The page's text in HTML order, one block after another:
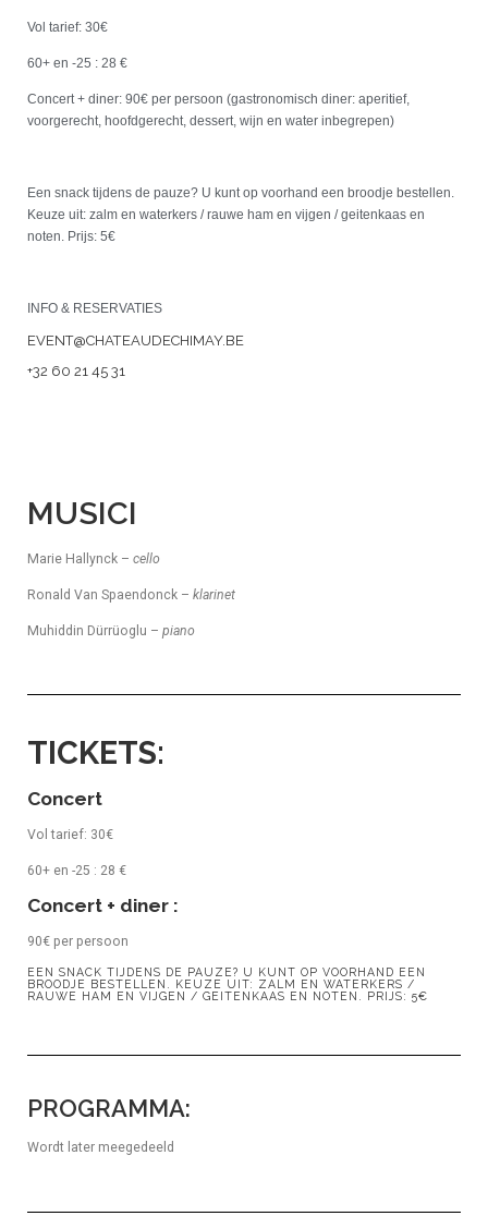
Vol tarief: 30€
60+ en -25 : 28 €
Concert + diner: 90€ per persoon (gastronomisch diner: aperitief,
voorgerecht, hoofdgerecht, dessert, wijn en water inbegrepen)
Een snack tijdens de pauze? U kunt op voorhand een broodje bestellen.
Keuze uit: zalm en waterkers / rauwe ham en vijgen / geitenkaas en
noten. Prijs: 5€
INFO & RESERVATIES
EVENT@CHATEAUDECHIMAY.BE
+32 60 21 45 31
MUSICI
Marie Hallynck – cello
Ronald Van Spaendonck – klarinet
Muhiddin Dürrüoglu – piano
TICKETS:
Concert
Vol tarief: 30€
60+ en -25 : 28 €
Concert + diner :
90€ per persoon
EEN SNACK TIJDENS DE PAUZE? U KUNT OP VOORHAND EEN
BROODJE BESTELLEN. KEUZE UIT: ZALM EN WATERKERS /
RAUWE HAM EN VIJGEN / GEITENKAAS EN NOTEN. PRIJS: 5€
PROGRAMMA:
Wordt later meegedeeld